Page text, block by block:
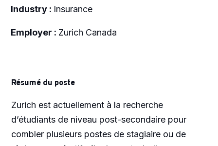
Industry : Insurance
Employer : Zurich Canada
Résumé du poste
Zurich est actuellement à la recherche
d’étudiants de niveau post-secondaire pour
combler plusieurs postes de stagiaire ou de